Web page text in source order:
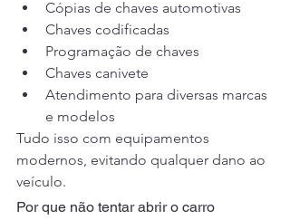
Cópias de chaves automotivas
Chaves codificadas
Programação de chaves
Chaves canivete
Atendimento para diversas marcas
e modelos
Tudo isso com equipamentos
modernos, evitando qualquer dano ao
veículo.
Por que não tentar abrir o carro